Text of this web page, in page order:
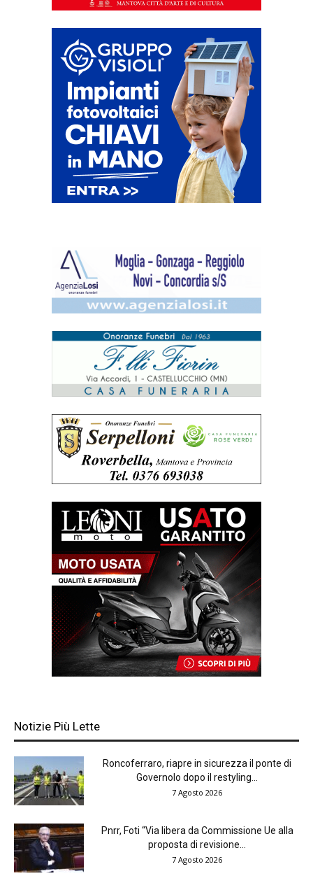
Notizie Più Lette
Roncoferraro, riapre in sicurezza il ponte di
Governolo dopo il restyling...
7 Agosto 2026
Pnrr, Foti “Via libera da Commissione Ue alla
proposta di revisione...
7 Agosto 2026